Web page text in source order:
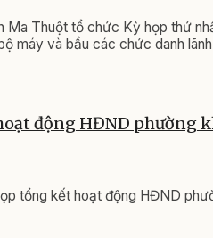
Ma Thuột tổ chức Kỳ họp thứ
máy và bầu các chức danh
động HĐND phường
tổng kết hoạt động HĐND